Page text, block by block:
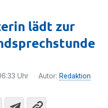
lädt zur
Uhr Autor: Redaktion